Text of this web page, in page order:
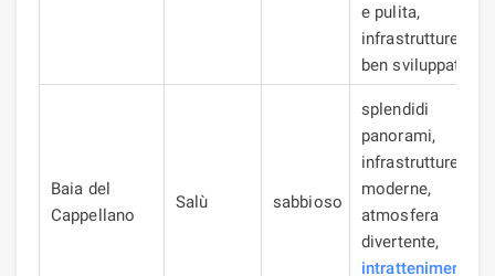
e pulita,
infrastrutture
ben sviluppate
Baia del
Cappellano
Salù sabbioso
splendidi
panorami,
infrastrutture
moderne,
atmosfera
divertente,
intrattenimento